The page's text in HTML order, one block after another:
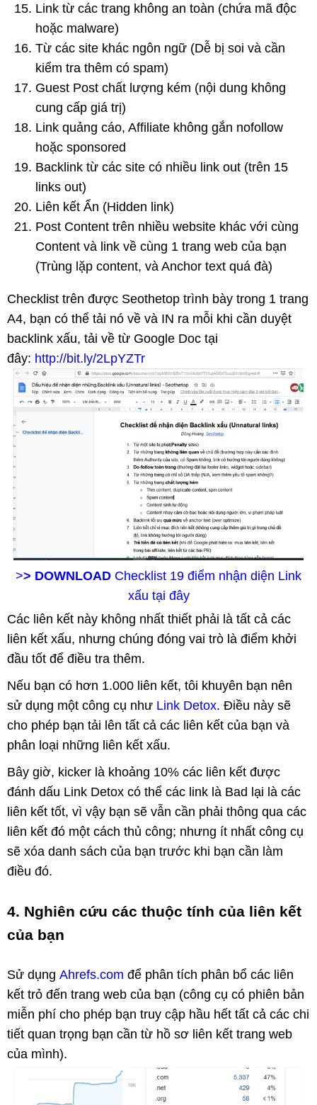
Link từ các trang không an toàn (chứa mã độc
hoặc malware)
Từ các site khác ngôn ngữ (Dễ bị soi và cần
kiểm tra thêm có spam)
Guest Post chất lượng kém (nội dung không
cung cấp giá trị)
Link quảng cáo, Affiliate không gắn nofollow
hoặc sponsored
Backlink từ các site có nhiều link out (trên 15
links out)
Liên kết Ẩn (Hidden link)
Post Content trên nhiều website khác với cùng
Content và link về cùng 1 trang web của bạn
(Trùng lặp content, và Anchor text quá đà)
Checklist trên được Seothetop trình bày trong 1 trang
A4, bạn có thể tải nó về và IN ra mỗi khi cần duyệt
backlink xấu, tải về từ Google Doc tại
đây: http://bit.ly/2LpYZTr
>> DOWNLOAD Checklist 19 điểm nhận diện Link
xấu tại đây
Các liên kết này không nhất thiết phải là tất cả các
liên kết xấu, nhưng chúng đóng vai trò là điểm khởi
đầu tốt để điều tra thêm.
Nếu bạn có hơn 1.000 liên kết, tôi khuyên bạn nên
sử dụng một công cụ như Link Detox. Điều này sẽ
cho phép bạn tải lên tất cả các liên kết của bạn và
phân loại những liên kết xấu.
Bây giờ, kicker là khoảng 10% các liên kết được
đánh dấu Link Detox có thể các link là Bad lại là các
liên kết tốt, vì vậy bạn sẽ vẫn cần phải thông qua các
liên kết đó một cách thủ công; nhưng ít nhất công cụ
sẽ xóa danh sách của bạn trước khi bạn cần làm
điều đó.
4. Nghiên cứu các thuộc tính của liên kết
của bạn
Sử dụng Ahrefs.com để phân tích phân bổ các liên
kết trỏ đến trang web của bạn (công cụ có phiên bản
miễn phí cho phép bạn truy cập hầu hết tất cả các chi
tiết quan trọng bạn cần từ hồ sơ liên kết trang web
của mình).